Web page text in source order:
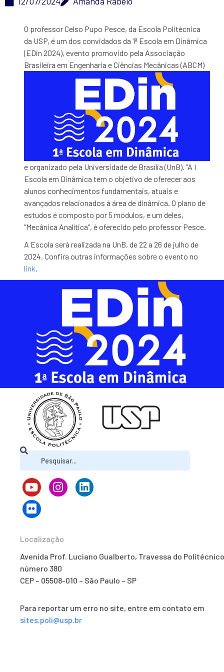
O professor Celso Pupo Pesce, da Escola Politécnica
da USP, é um dos convidados da 1ª Escola em Dinâmica
(EDin 2024), evento promovido pela Associação
Brasileira em Engenharia e Ciências Mecânicas (ABCM)
e organizado pela Universidade de Brasília (UnB). “A I
Escola em Dinâmica tem o objetivo de oferecer aos
alunos conhecimentos fundamentais, atuais e
avançados relacionados à área de dinâmica. O plano de
estudos é composto por 5 módulos, e um deles,
“Mecânica Analítica”, é oferecido pelo professor Pesce.
A Escola será realizada na UnB, de 22 a 26 de julho de
2024. Confira outras informações sobre o evento no
link
Localização
Avenida Prof. Luciano Gualberto, Travessa do
número 380
CEP – 05508-010 – São Paulo – SP
Para reportar um erro no site, entre em contato em
sites.poli@usp.br